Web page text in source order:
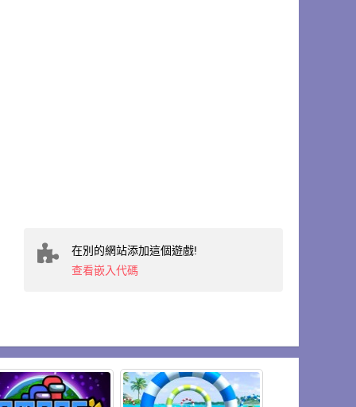
在別的網站添加這個遊戲!
查看嵌入代碼